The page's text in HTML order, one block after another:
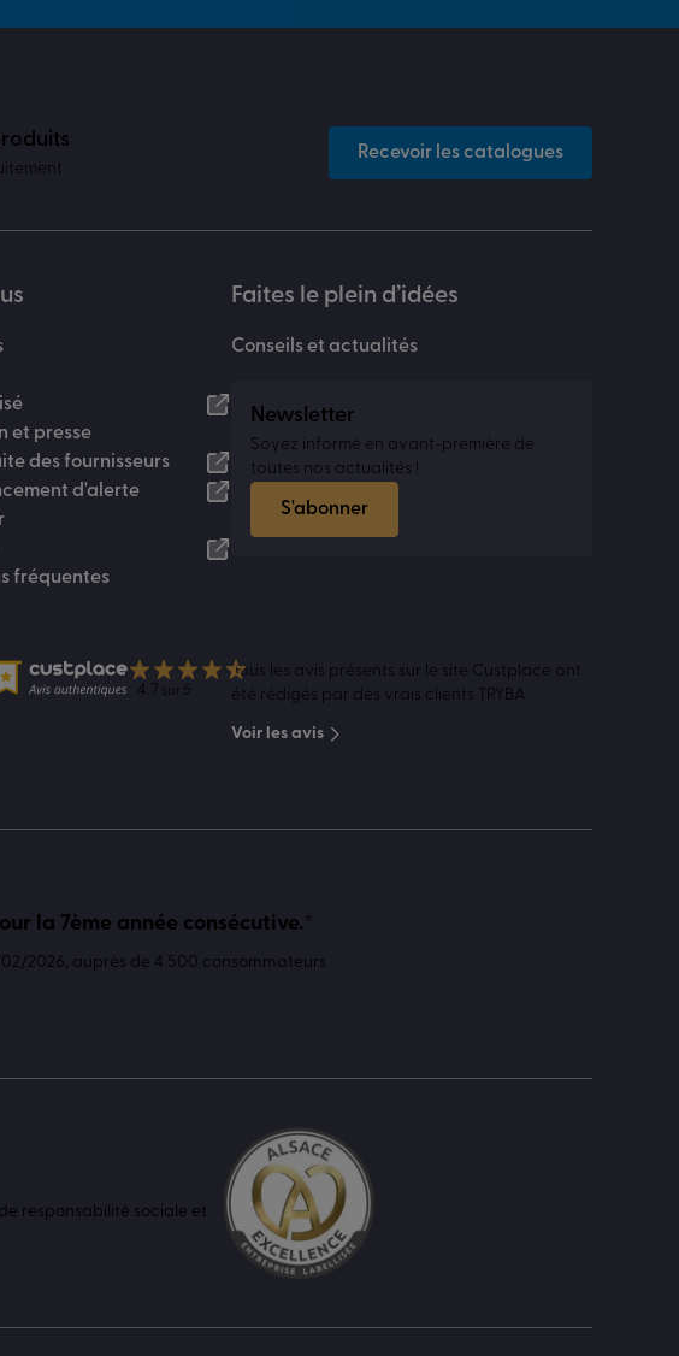
Recevoir les catalogues
et presse
des fournisseurs
d'alerte
fréquentes
Faites le plein d’idées
Conseils et actualités
Newsletter
Soyez informé en avant-première de
toutes nos actualités !
S'abonner
4.7 sur 5
Tous les avis présents sur le site Custplace ont
été rédigés par des vrais clients TRYBA
Voir les avis
la 7ème année consécutive.*
02/2026, auprès de 4 500 consommateurs
responsabilité sociale et